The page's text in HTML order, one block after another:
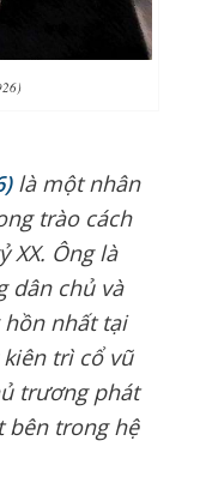
là một nhân
trào cách
XX. Ông là
dân chủ và
nhất tại
trì cổ vũ
trương phát
bên trong hệ